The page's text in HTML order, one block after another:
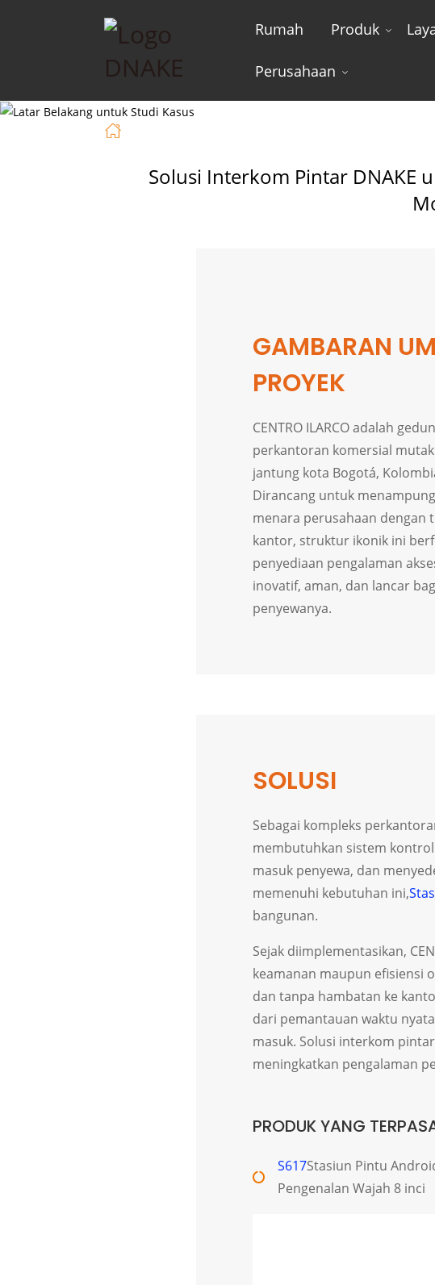
Rumah Produk
Perusahaan
Solusi Interkom Pintar DNAKE
GAMBARAN
PROYEK
CENTRO ILARCO adalah
perkantoran komersial
jantung kota Bogotá,
Dirancang untuk
menara perusahaan dengan
kantor, struktur ikonik ini
penyediaan pengalaman
inovatif, aman, dan lancar
penyewanya.
SOLUSI
Sebagai kompleks
membutuhkan sistem
masuk penyewa, dan
memenuhi kebutuhan ini,
bangunan.
Sejak diimplementasikan,
keamanan maupun efisiensi
dan tanpa hambatan ke
dari pemantauan waktu
masuk. Solusi interkom
meningkatkan pengalaman
PRODUK YANG
S617Stasiun Pintu
Pengenalan Wajah 8 inci